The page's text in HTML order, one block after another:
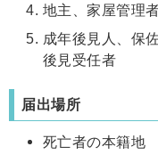
地主、家屋管理
成年後見人、保
後見受任者
届出場所
死亡者の本籍地